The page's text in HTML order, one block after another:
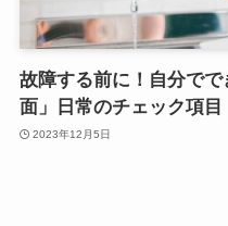
故障する前に！自分で
面」日常のチェック項目
2023年12月5日